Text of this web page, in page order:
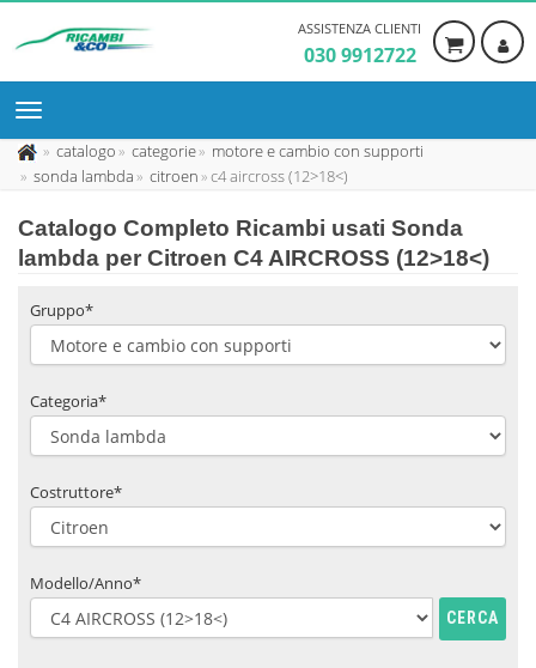
ASSISTENZA CLIENTI
030 9912722
catalogo categorie
motore e cambio con supporti
sonda lambda
citroen c4 aircross (12>18<)
Catalogo Completo Ricambi usati Sonda
lambda per Citroen C4 AIRCROSS (12>18<)
Gruppo*
Categoria*
Costruttore*
Modello/Anno*
CERCA